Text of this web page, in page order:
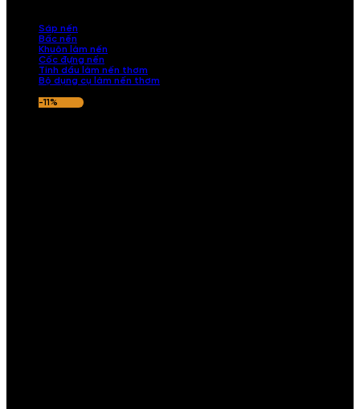
Sáp nến
Bấc nến
Khuôn làm nến
Cốc đựng nến
Tinh dầu làm nến thơm
Bộ dụng cụ làm nến thơm
-11%